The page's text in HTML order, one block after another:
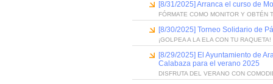
[8/31/2025] Arranca el curso de
FÓRMATE COMO MONITOR Y OBTÉN
[8/30/2025] Torneo Solidario de
¡GOLPEA A LA ELA CON TU RAQUETA!
[8/29/2025] El Ayuntamiento de
Calabaza para el verano 2025
DISFRUTA DEL VERANO CON